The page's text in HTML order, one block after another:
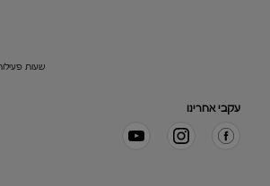
שעות פעילות:
עקבי אחרינו